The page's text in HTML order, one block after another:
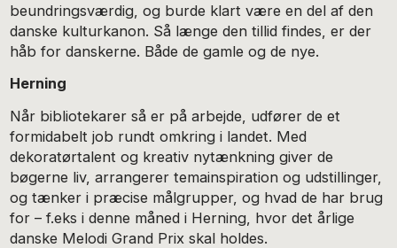
beundringsværdig, og burde klart være en del af den
danske kulturkanon. Så længe den tillid findes, er der
håb for danskerne. Både de gamle og de nye.
Herning
Når bibliotekarer så er på arbejde, udfører de et
formidabelt job rundt omkring i landet. Med
dekoratørtalent og kreativ nytænkning giver de
bøgerne liv, arrangerer temainspiration og udstillinger,
og tænker i præcise målgrupper, og hvad de har brug
for – f.eks i denne måned i Herning, hvor det årlige
danske Melodi Grand Prix skal holdes.